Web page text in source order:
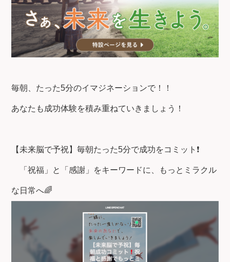
毎朝、たった5分のイマジネーションで！！
あなたも成功体験を積み重ねていきましょう！
【未来脳で予祝】毎朝たった5分で成功をコミット❗
「祝福」と「感謝」をキーワードに、もっとミラクル
な日常へ🌈